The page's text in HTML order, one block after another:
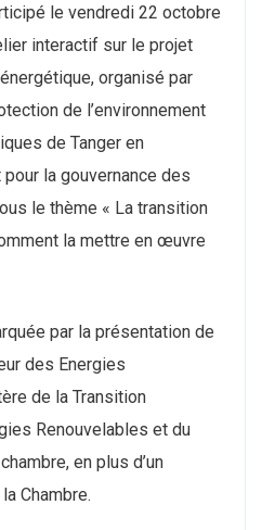
le vendredi 22 octobre
interactif sur le projet
organisé par
de l’environnement
de Tanger en
la gouvernance des
le thème « La transition
la mettre en œuvre
par la présentation de
des Energies
de la Transition
Renouvelables et du
en plus d’un
Chambre.